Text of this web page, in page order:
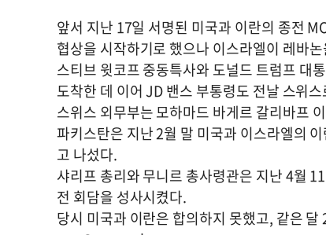
앞서 지난 17일 서명된 미국과 이란의 종전
협상을 시작하기로 했으나 이스라엘이 레바
스티브 윗코프 중동특사와 도널드 트럼프 대
도착한 데 이어 JD 밴스 부통령도 전날 스위
스위스 외무부는 모하마드 바게르 갈리바프
파키스탄은 지난 2월 말 미국과 이스라엘의
고 나섰다.
샤리프 총리와 무니르 총사령관은 지난 4월
전 회담을 성사시켰다.
당시 미국과 이란은 합의하지 못했고, 같은